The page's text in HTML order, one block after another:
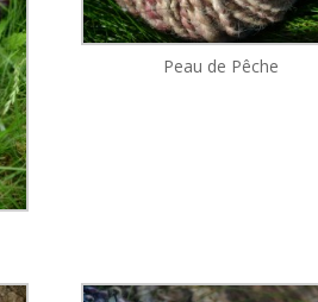
Peau de Pêche